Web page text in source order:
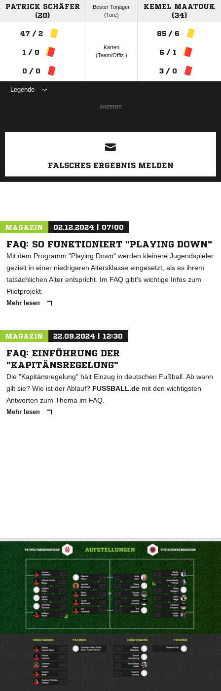
PATRICK SCHÄFER
(20)
Bester Torjäger
(Tore)
KEMEL MAATOUK
(34)
47 / 2
1 / 0
0 / 0
Karten
(Team/Offiz.)
85 / 6
6 / 1
3 / 0
Legende
ANZEIGE
FALSCHES ERGEBNIS MELDEN
MAGAZIN 02.12.2024 | 07:00
FAQ: SO FUNKTIONIERT "PLAYING DOWN"
Mit dem Programm "Playing Down" werden kleinere Jugendspieler
gezielt in einer niedrigeren Altersklasse eingesetzt, als es ihrem
tatsächlichen Alter entspricht. Im FAQ gibt's wichtige Infos zum
Pilotprojekt.
Mehr lesen
MAGAZIN 22.09.2024 | 12:30
FAQ: EINFÜHRUNG DER
"KAPITÄNSREGELUNG"
Die "Kapitänsregelung" hält Einzug in deutschen Fußball. Ab wann
gilt sie? Wie ist der Ablauf? FUSSBALL.de mit den wichtigsten
Antworten zum Thema im FAQ.
Mehr lesen